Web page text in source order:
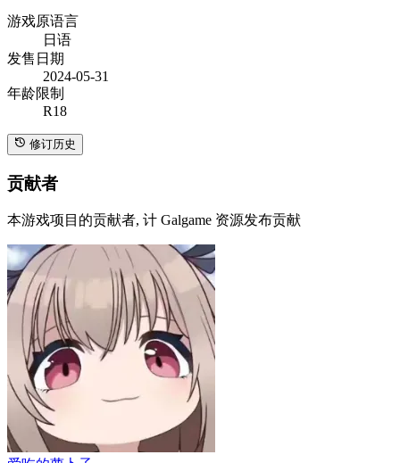
游戏原语言
日语
发售日期
2024-05-31
年龄限制
R18
修订历史
贡献者
本游戏项目的贡献者, 计 Galgame 资源发布贡献